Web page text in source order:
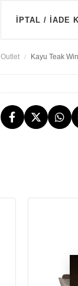
Kredi Kartı Tek
TESLİMAT
İPTAL / İADE
Outlet Kayu Teak